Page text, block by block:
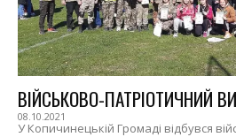
ВІЙСЬКОВО-ПАТРІОТИЧНИЙ
08.10.2021
У Копичинецькій Громаді відбувся